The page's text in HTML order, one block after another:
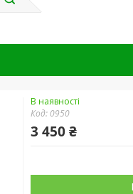
В наявності
Код: 0950
3 450 ₴